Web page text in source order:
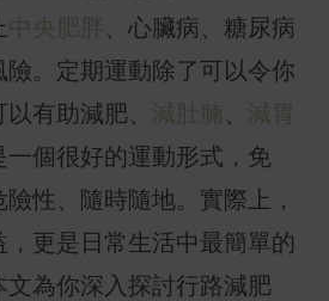
中央肥胖 、心臟病、糖尿病
。定期運動除了可以令你
有助減肥、 減肚腩 、 減胃
一個很好的運動形式，免
性、隨時隨地。實際上，
更是日常生活中最簡單的
為你深入探討行路減肥